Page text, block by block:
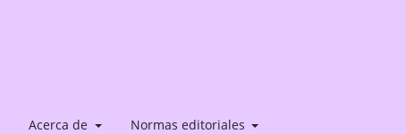
Acerca de Normas editoriales